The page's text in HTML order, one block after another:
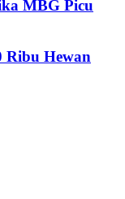
MBG Picu
Hewan